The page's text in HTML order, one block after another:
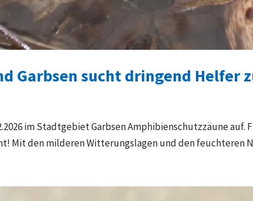
Garbsen sucht dringend Helfer
im Stadtgebiet Garbsen Amphibienschutzzäune
Mit den milderen Witterungslagen und den feuchteren